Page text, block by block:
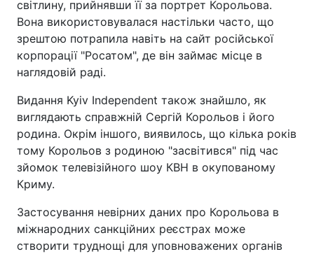
світлину, прийнявши її за портрет Корольова.
Вона використовувалася настільки часто, що
зрештою потрапила навіть на сайт російської
корпорації "Росатом", де він займає місце в
наглядовій раді.
Видання Kyiv Independent також знайшло, як
виглядають справжній Сергій Корольов і його
родина. Окрім іншого, виявилось, що кілька років
тому Корольов з родиною "засвітився" під час
зйомок телевізійного шоу КВН в окупованому
Криму.
Застосування невірних даних про Корольова в
міжнародних санкційних реєстрах може
створити труднощі для уповноважених органів